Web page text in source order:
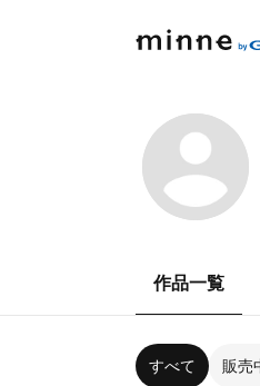
作品一覧
すべて 販売